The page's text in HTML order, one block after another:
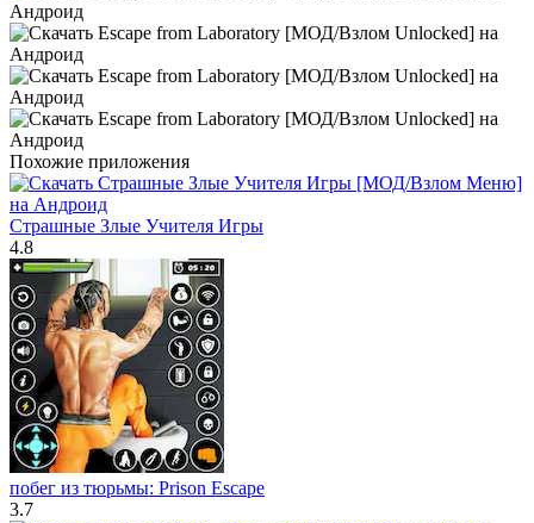
Похожие приложения
Страшные Злые Учителя Игры
4.8
побег из тюрьмы: Prison Escape
3.7